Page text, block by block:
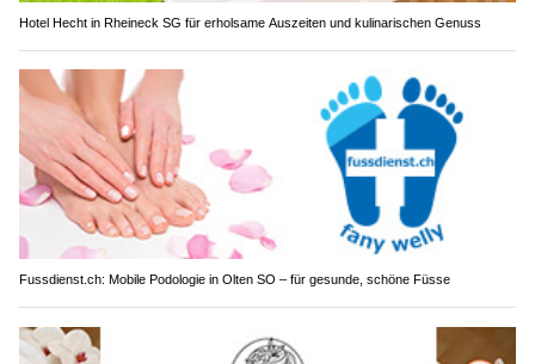
Hotel Hecht in Rheineck SG für erholsame Auszeiten und kulinarischen Genuss
Fussdienst.ch: Mobile Podologie in Olten SO – für gesunde, schöne Füsse